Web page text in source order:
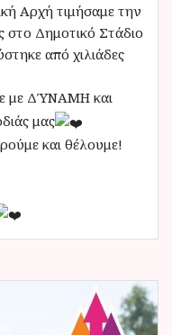
Αρχή τιμήσαμε την
στο Δημοτικό Στάδιο
από χιλιάδες
με ΔΎΝΑΜΗ και
μας
και θέλουμε!